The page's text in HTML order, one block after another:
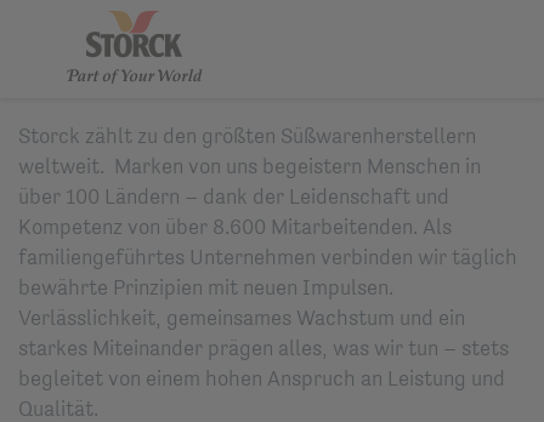
Storck zählt zu den größten Süßwarenherstellern
weltweit. Marken von uns begeistern Menschen in
über 100 Ländern – dank der Leidenschaft und
Kompetenz von über 8.600 Mitarbeitenden. Als
familiengeführtes Unternehmen verbinden wir täglich
bewährte Prinzipien mit neuen Impulsen.
Verlässlichkeit, gemeinsames Wachstum und ein
starkes Miteinander prägen alles, was wir tun – stets
begleitet von einem hohen Anspruch an Leistung und
Qualität.